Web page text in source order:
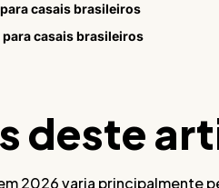
casais brasileiros
casais brasileiros
deste
2026 varia principalmente